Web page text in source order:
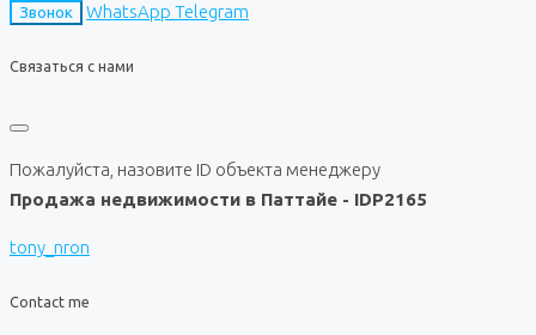
Звонок WhatsApp Telegram
Связаться с нами
Пожалуйста, назовите ID объекта менеджеру
Продажа недвижимости в Паттайе - IDP2165
tony_nron
Contact me